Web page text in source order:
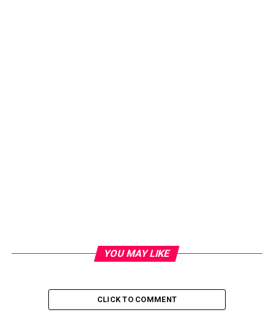
YOU MAY LIKE
CLICK TO COMMENT